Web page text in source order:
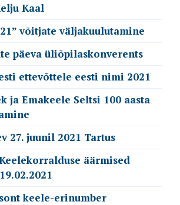
Kaal
võitjate väljakuulutamine
päeva üliõpilaskonverents
ettevõttele eesti nimi 2021
ja Emakeele Seltsi 100 aasta
27. juunil 2021 Tartus
äärmised
keele-erinumber